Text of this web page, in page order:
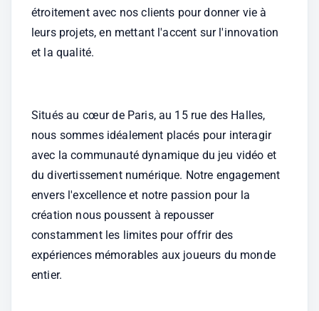
étroitement avec nos clients pour donner vie à
leurs projets, en mettant l'accent sur l'innovation
et la qualité.
Situés au cœur de Paris, au 15 rue des Halles,
nous sommes idéalement placés pour interagir
avec la communauté dynamique du jeu vidéo et
du divertissement numérique. Notre engagement
envers l'excellence et notre passion pour la
création nous poussent à repousser
constamment les limites pour offrir des
expériences mémorables aux joueurs du monde
entier.